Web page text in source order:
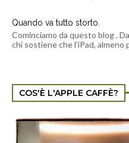
Quando va tutto storto.
Cominciamo da questo blog .
chi sostiene che l'iPad, almeno
COS'È L'APPLE CAFFÈ?